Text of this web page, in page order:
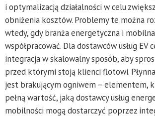
i optymalizacją działalności w celu
obniżenia kosztów. Problemy te można
wtedy, gdy branża energetyczna i
współpracować. Dla dostawców usług EV
integracja w skalowalny sposób, aby
przed którymi stoją klienci flotowi.
jest brakującym ogniwem – elementem,
pełną wartość, jaką dostawcy usług
mobilności mogą dostarczyć poprzez